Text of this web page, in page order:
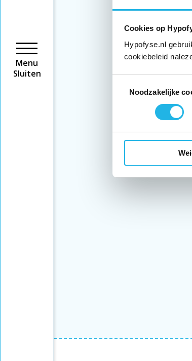
Cookies op
Hypofyse.nl
cookiebeleid
Noodzakelijke
Menu
Sluiten